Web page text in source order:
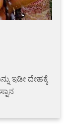
ಇಡೀ ದೇಹಕ್ಕೆ